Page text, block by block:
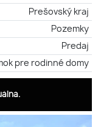
Prešovský kraj
Pozemky
Predaj
pre rodinné domy